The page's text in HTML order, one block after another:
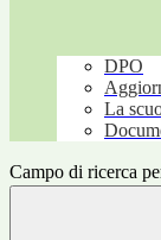
DPO
La
Campo di ricerca